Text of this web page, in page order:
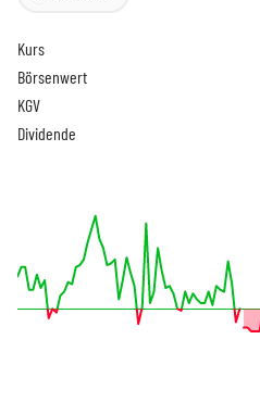
Kurs
Börsenwert
KGV
Dividende